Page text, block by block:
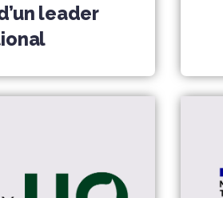
leader